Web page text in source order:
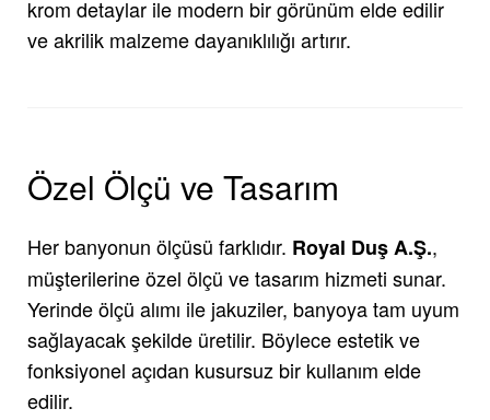
krom detaylar ile modern bir görünüm elde edilir
ve akrilik malzeme dayanıklılığı artırır.
Özel Ölçü ve Tasarım
Her banyonun ölçüsü farklıdır. Royal Duş A.Ş.,
müşterilerine özel ölçü ve tasarım hizmeti sunar.
Yerinde ölçü alımı ile jakuziler, banyoya tam uyum
sağlayacak şekilde üretilir. Böylece estetik ve
fonksiyonel açıdan kusursuz bir kullanım elde
edilir.